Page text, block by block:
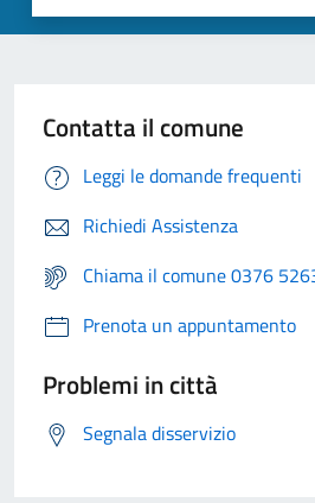
Contatta il comune
Leggi le domande frequenti
Richiedi Assistenza
Chiama il comune 0376
Prenota un appuntamento
Problemi in città
Segnala disservizio